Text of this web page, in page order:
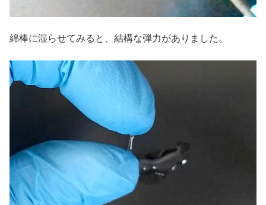
綿棒に湿らせてみると、結構な弾力がありました。